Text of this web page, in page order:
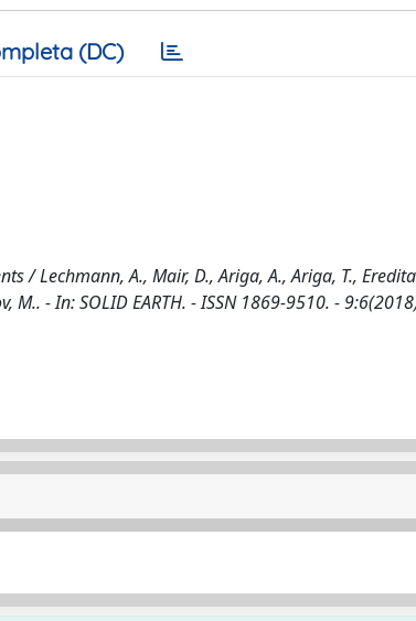
(DC)
/ Lechmann, A., Mair, D., Ariga, A., Ariga, T.,
M.. - In: SOLID EARTH. - ISSN 1869-9510. -